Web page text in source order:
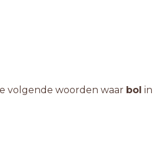
volgende woorden waar bol in